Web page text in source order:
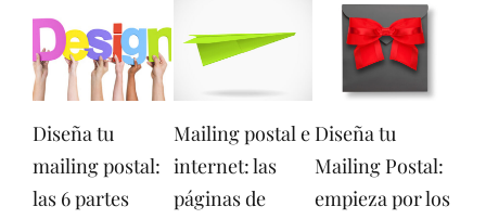
Diseña tu
mailing postal:
las 6 partes
Mailing postal e
internet: las
páginas de
Diseña tu
Mailing Postal:
empieza por los